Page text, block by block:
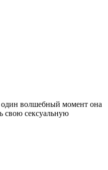
один волшебный момент она
свою сексуальную